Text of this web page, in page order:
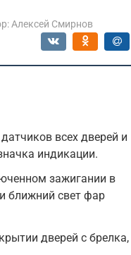
Алексей Смирнов
всех дверей и
индикации.
зажигании в
ближний свет фар
дверей с брелка,